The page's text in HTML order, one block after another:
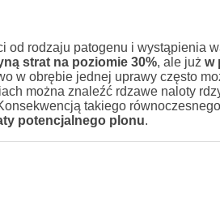
od rodzaju patogenu i wystąpienia
strat na poziomie 30%, ale już w
w obrębie jednej uprawy często
można znaleźć rdzawe naloty
takiego
potencjalnego plonu.